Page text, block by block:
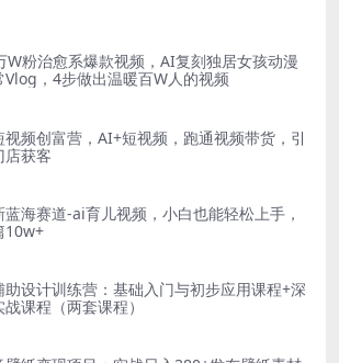
W粉治愈系爆款视频，AI复刻独居女孩动漫
Vlog，4步做出温暖百W人的视频
视频创富营，AI+短视频，跑通视频带货，引
店获客
蓝海赛道-ai育儿视频，小白也能轻松上手，
10w+
助设计训练营：基础入门与初步应用课程+深
战课程（两套课程）